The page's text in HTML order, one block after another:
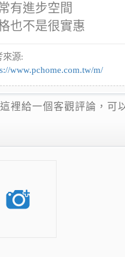
有進步空間
也不是很實惠
來源:
www.pchome.com.tw/m/